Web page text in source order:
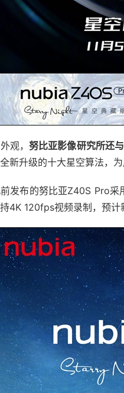
观， 努比亚影像研究所还
新升级的十大星空算法，
发布的努比亚Z40S Pro
4K 120fps视频录制，预计